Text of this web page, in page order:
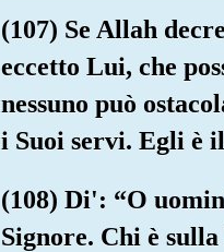
(107) Se Allah
eccetto Lui, che
nessuno può
i Suoi servi. Egli è
(108) Di': “O
Signore. Chi è sulla